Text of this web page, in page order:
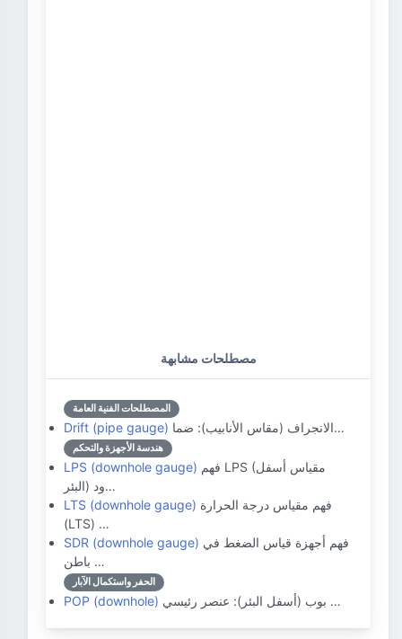
مصطلحات مشابهة
المصطلحات الفنية العامة
Drift (pipe gauge) الانجراف (مقاس الأنابيب): ضما…
هندسة الأجهزة والتحكم
LPS (downhole gauge)
البئر) ود…
LTS (downhole gauge)
(LTS) …
SDR (downhole gauge)
باطن …
الحفر واستكمال الآبار
POP (downhole) بوب (أسفل البئر): عنصر رئيسي …